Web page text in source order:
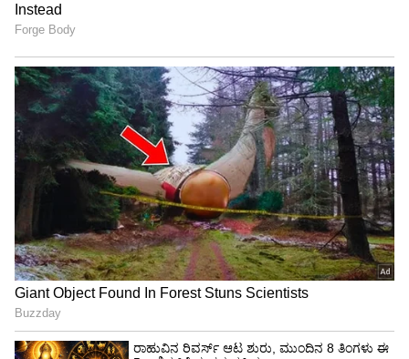
ಐವಿ ಬ್ಲೂಮ್, ಈ ಶೌಚಾಲಯ ಬಳಸುವ ವೇಳೆ ನಿಮಗೆ
ಬೋರ್ ಆಗದಂತೆ ವ್ಯವಸ್ಥೆ ಮಾಡಿದ್ದಾಳೆ. ನಿಮಗೆ ತಿನ್ನಲು
ಸ್ಕ್ಯಾಕ್ಸ್ ಹಾಗೂ ಕುಡಿಯಲು ಜ್ಯೂಸ್ ನೀಡ್ತಾಳೆ. ನಿಮಗೆ
ಇಷ್ಟವಾದ್ರೆ ಐವಿ ಬ್ಲೂಮ್ ಗೆ ಟಿಪ್ಸ್ ರೂಪದಲ್ಲಿ ಹಣವನ್ನು
ಕೂಡ ನೀವು ನೀಡಬಹುದು. ಹಣ ಹಾಕಲು ಡಬ್ಬವನ್ನು ಐವಿ
ಬ್ಲೂಮ್ ಅಲ್ಲಿಯೇ ಇಟ್ಟಿದ್ದಾಳೆ. ಇನ್ಸ್ಟಾಗ್ರಾಮ್ ನಲ್ಲಿ 7
ಸಾವಿರಕ್ಕಿಂತ ಕಡಿಮೆ ಫಾಲೋವರ್ಸ್ ಹೊಂದಿರುವ ಐವಿ
ಬ್ಲೂಮ್ ಈ ವಿಡಿಯೋವನ್ನು ಕೋಟ್ಯಾಂತರ ಬಾರಿ
ವೀಕ್ಷಿಸಲಾಗಿದೆ.